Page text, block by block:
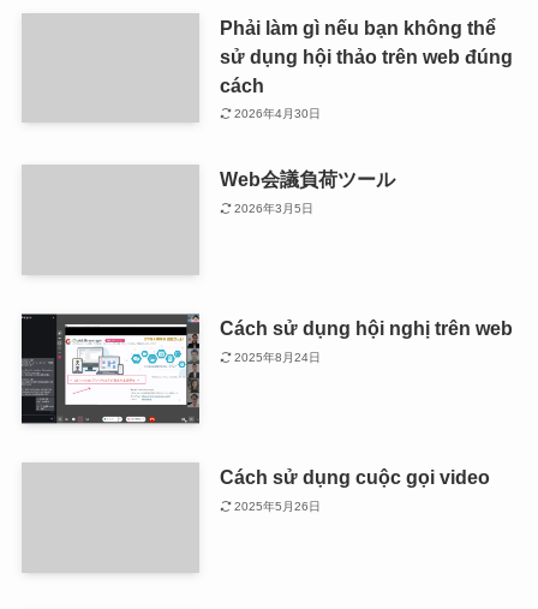
Phải làm gì nếu bạn không thể
sử dụng hội thảo trên web đúng
cách
2026年4月30日
Web会議負荷ツール
2026年3月5日
Cách sử dụng hội nghị trên web
2025年8月24日
Cách sử dụng cuộc gọi video
2025年5月26日